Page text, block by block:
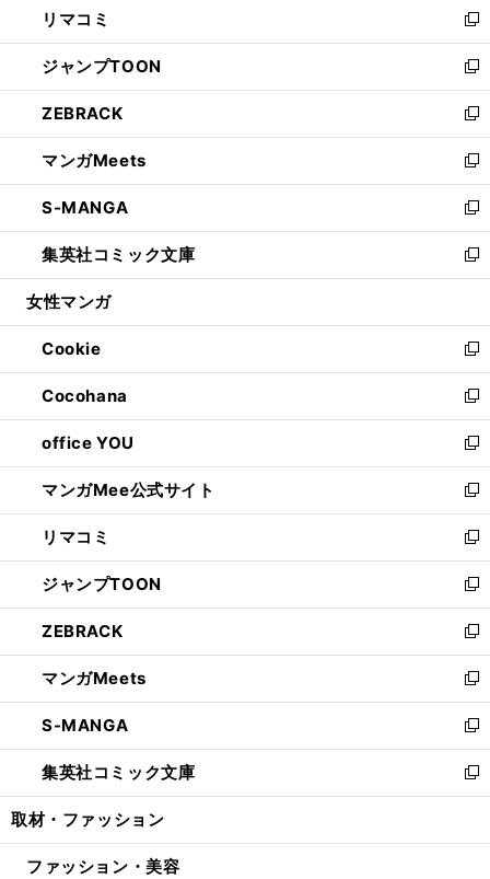
で
開
く
ド
ウ
で
開
く
ィ
ン
ド
ウ
で
開
く
い
ウ
ィ
ン
ド
ウ
で
開
く
リマコミ
新
し
い
ウ
ィ
ン
ド
ウ
で
開
く
ジャンプTOON
新
し
い
ウ
ィ
ン
ド
ウ
で
開
ZEBRACK
新
し
い
ウ
ィ
ン
ド
ウ
開
く
マンガMeets
新
し
い
ウ
ィ
ン
ウ
で
開
く
S-MANGA
新
し
い
ウ
ン
ド
ウ
で
開
く
集英社コミック文庫
新
し
ウ
ィ
ン
ド
ウ
で
開
く
女性マンガ
Cookie
新
し
い
ウ
ィ
ン
ド
ウ
で
開
く
Cocohana
新
し
い
ウ
ィ
ン
ド
ウ
で
開
く
office YOU
新
し
い
ウ
ィ
ン
ド
ウ
で
開
く
マンガMee公式サイト
新
し
い
ウ
ィ
ン
ド
ウ
で
開
く
リマコミ
新
し
い
ウ
ィ
ン
ド
ウ
で
開
く
ジャンプTOON
新
し
い
ウ
ィ
ン
ド
ウ
で
開
ZEBRACK
新
し
い
ウ
ィ
ン
ド
ウ
開
マンガMeets
新
し
い
ウ
ィ
ン
ウ
S-MANGA
新
し
い
ウ
ン
集英社コミック文庫
新
し
ウ
取材・ファッション
ファッション・美容